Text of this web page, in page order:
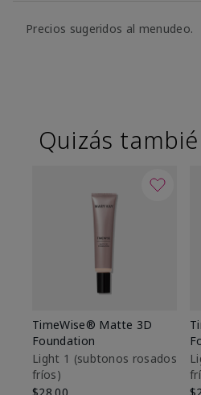
Precios sugeridos al menudeo.
Quizás
TimeWise® Matte 3D
Foundation
Light 1​ (subtonos rosados
fríos)